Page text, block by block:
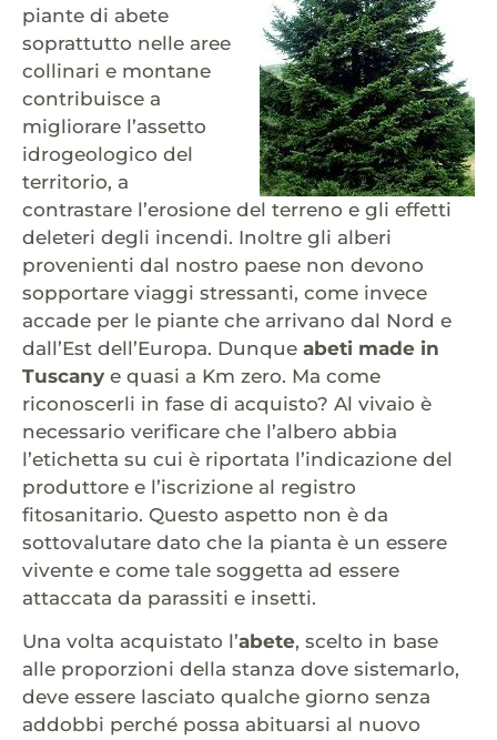
piante di abete
soprattutto nelle aree
collinari e montane
contribuisce a
migliorare l’assetto
idrogeologico del
territorio, a
contrastare l’erosione del terreno e gli effetti
deleteri degli incendi. Inoltre gli alberi
provenienti dal nostro paese non devono
sopportare viaggi stressanti, come invece
accade per le piante che arrivano dal Nord e
dall’Est dell’Europa. Dunque abeti made in
Tuscany e quasi a Km zero. Ma come
riconoscerli in fase di acquisto? Al vivaio è
necessario verificare che l’albero abbia
l’etichetta su cui è riportata l’indicazione del
produttore e l’iscrizione al registro
fitosanitario. Questo aspetto non è da
sottovalutare dato che la pianta è un essere
vivente e come tale soggetta ad essere
attaccata da parassiti e insetti.
Una volta acquistato l’abete, scelto in base
alle proporzioni della stanza dove sistemarlo,
deve essere lasciato qualche giorno senza
addobbi perché possa abituarsi al nuovo